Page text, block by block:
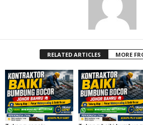
RELATED ARTICLES MORE